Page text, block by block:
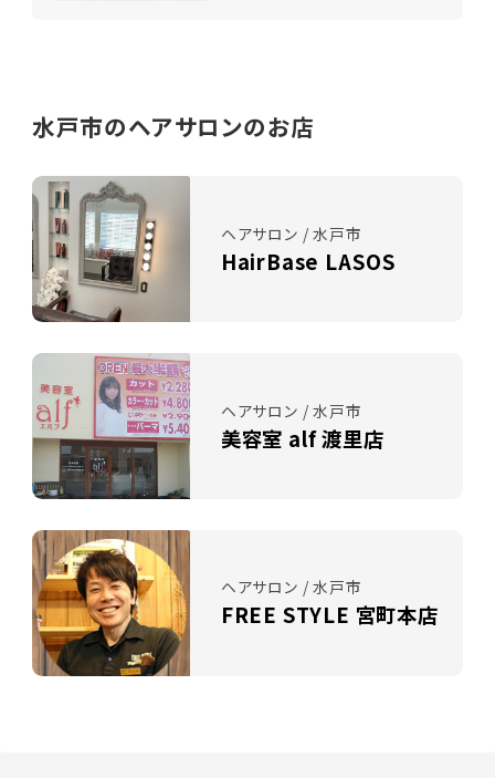
水戸市のヘアサロンのお店
ヘアサロン / 水戸市
HairBase LASOS
ヘアサロン / 水戸市
美容室 alf 渡里店
ヘアサロン / 水戸市
FREE STYLE 宮町本店